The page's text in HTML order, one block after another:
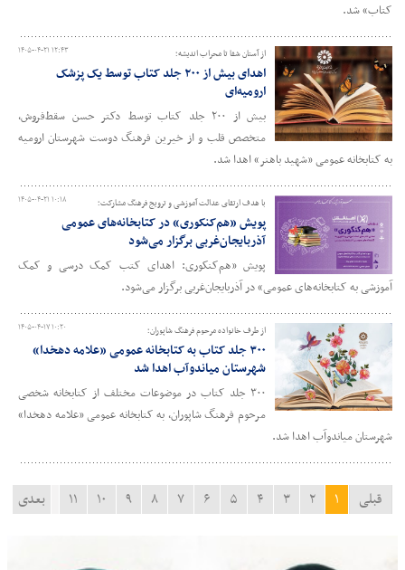
کتاب» شد.
۱۴۰۵-۰۴-۲۱ ۱۲:۴۳ از آستان شفا تا محراب اندیشه؛
اهدای بیش از ۲۰۰ جلد کتاب توسط یک پزشک
ارومیه‌ای
بیش از ۲۰۰ جلد کتاب توسط دکتر حسن سقط‌فروش،
متخصص قلب و از خیرین فرهنگ دوست شهرستان ارومیه
به کتابخانه عمومی «شهید باهنر» اهدا شد.
۱۴۰۵-۰۴-۲۱ ۱۰:۱۸ با هدف ارتقای عدالت آموزشی و ترویج فرهنگ مشارکت؛
پویش «هم‌کنکوری» در کتابخانه‌های عمومی
آذربایجان‌غربی برگزار می‌شود
پویش «هم‌کنکوری: اهدای کتب کمک درسی و کمک
آموزشی به کتابخانه‌های عمومی» در آذربایجان‌غربی برگزار می‌شود.
۱۴۰۵-۰۴-۱۷ ۱۰:۲۰ از طرف خانواده مرحوم فرهنگ شاپوران؛
۳۰۰ جلد کتاب به کتابخانه عمومی «علامه دهخدا»
شهرستان میاندوآب اهدا شد
۳۰۰ جلد کتاب در موضوعات مختلف از کتابخانه شخصی
مرحوم فرهنگ شاپوران، به کتابخانه عمومی «علامه دهخدا»
شهرستان میاندوآب اهدا شد.
قبلی ۱ ۲ ۳ ۴ ۵ ۶ ۷ ۸ ۹ ۱۰ ۱۱ بعدی